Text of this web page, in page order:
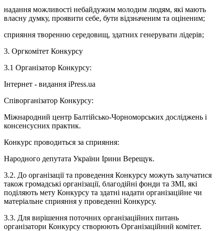
надання можливості небайдужим молодим людям, які мають
власну думку, проявити себе, бути відзначеним та оціненим;
сприяння творенню середовищ, здатних генерувати лідерів;
3. Оргкомітет Конкурсу
3.1 Організатор Конкурсу:
Інтернет - видання iPress.ua
Співорганізатор Конкурсу:
Міжнародний центр Балтійсько-Чорноморських досліджень і
консенсусних практик.
Конкурс проводиться за сприяння:
Народного депутата України Ірини Верещук.
3.2. До організації та проведення Конкурсу можуть залучатися
також громадські організації, благодійні фонди та ЗМІ, які
поділяють мету Конкурсу та здатні надати організаційне чи
матеріальне сприяння у проведенні Конкурсу.
3.3. Для вирішення поточних організаційних питань
організатори Конкурсу створюють Організаційний комітет.